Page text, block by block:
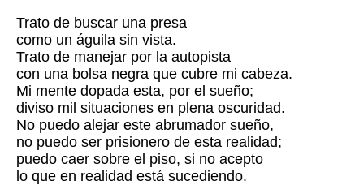
Trato de buscar una presa
como un águila sin vista.
Trato de manejar por la autopista
con una bolsa negra que cubre mi cabeza.
Mi mente dopada esta, por el sueño;
diviso mil situaciones en plena oscuridad.
No puedo alejar este abrumador sueño,
no puedo ser prisionero de esta realidad;
puedo caer sobre el piso, si no acepto
lo que en realidad está sucediendo.